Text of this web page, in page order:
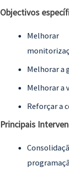
Objectivos
Melhorar a
Melhorar a
Reforçar a
Principais